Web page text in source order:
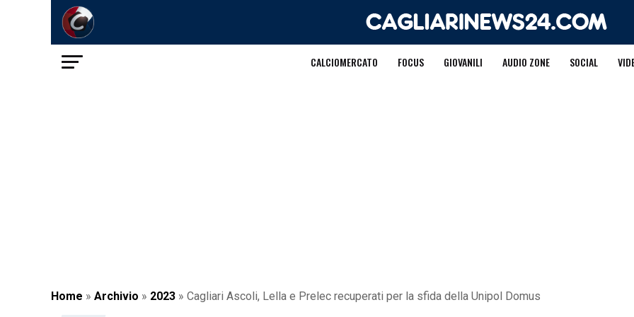
CALCIOMERCATO FOCUS GIOVANILI AUDIO ZONE SOCIAL
Home » Archivio » 2023 » Cagliari Ascoli, Lella e Prelec recuperati per la sfida della Unipol Domus